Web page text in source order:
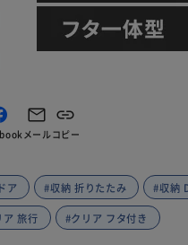
メールコピー
ア #収納 折りたたみ #収納
ア 旅行 #クリア フタ付き